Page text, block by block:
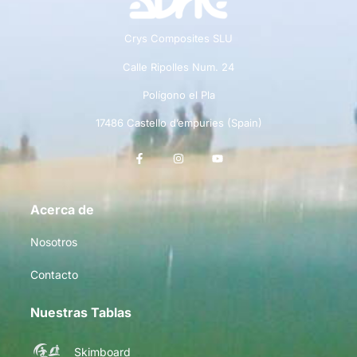
Crys Composites SLU
Calle Ripolles Num. 24
Polígono el Pla
17486 Castello d’empuries (Spain)
Acerca de
Nosotros
Contacto
Nuestras Tablas
Skimboard